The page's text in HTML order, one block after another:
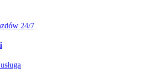
24/7